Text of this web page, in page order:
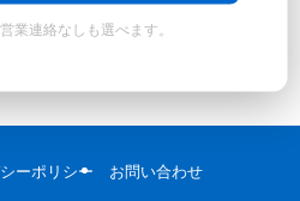
業連絡なしも選べます。
ーポリシー お問い合わせ